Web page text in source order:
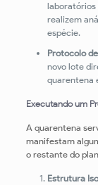
laboratórios
realizem
espécie.
Protocolo
novo lote
quarentena
Executando um
A quarentena
manifestam
o restante do
Estrutura